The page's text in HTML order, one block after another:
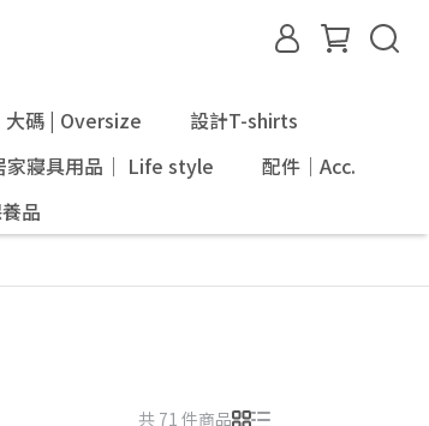
大碼 | Oversize
設計T-shirts
家寢具用品｜ Life style
配件｜Acc.
品
共 71 件商品